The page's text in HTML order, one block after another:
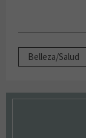
Belleza/Salud